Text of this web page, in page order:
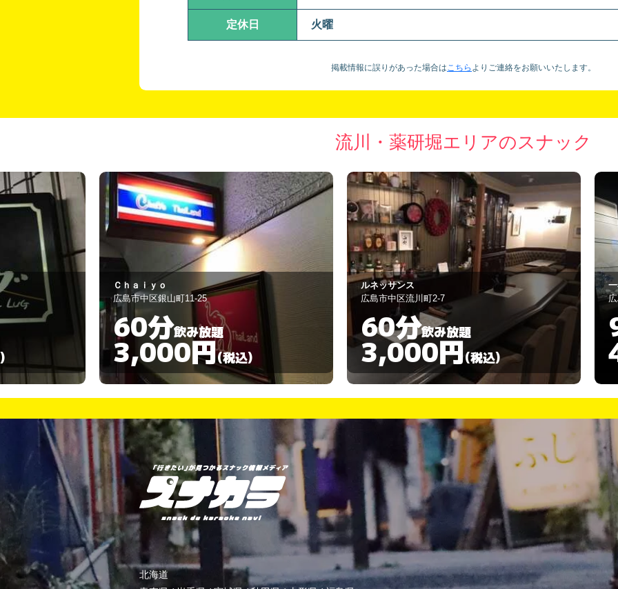
定休日 火曜
掲載情報に誤りがあった場合はこちら より ご連絡をお願いいたします。
流川・薬研堀エリアのスナック
ルネッサンス
広島市中区流川町2-7
60分飲み放題
3,000円(税込)
一奏
広島市中区堀川町1-31
90分飲み放題
4,000円(税込)
北海道